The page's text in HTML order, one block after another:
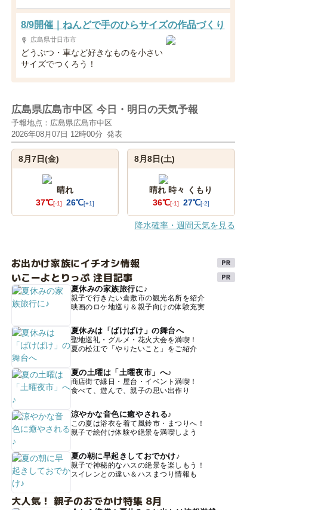
8/9開催｜ねんどで手のひらサイズの作品づくり
広島県廿日市市
どうぶつ・車など好きなものを小さい
サイズでつくろう！
広島県広島市中区 今日・明日の天気予報
予報地点：広島県広島市中区
2026年08月07日 12時00分 発表
8月7日(金)
晴れ
37℃[-1] 26℃[+1]
8月8日(土)
晴れ 時々 くもり
36℃[-1] 27℃[-2]
降水確率・週間天気を見る
お出かけ家族にイチオシ情報
いこーよとりっぷ 注目記事
夏休みの家族旅行に♪
親子で行きたい倉敷市の観光名所を紹介
映画のロケ地巡り＆親子向けの体験充実
夏休みは「ばけばけ」の舞台へ
聖地巡礼・グルメ・花火大会を満喫！
夏の松江で「やりたいこと」をご紹介
夏の土曜は「土曜夜市」へ♪
商店街で縁日・屋台・イベント満喫！
食べて、遊んで、親子の思い出作り
涼やかな音色に癒やされる♪
この夏は浴衣を着て風鈴市・まつりへ！
親子で絵付け体験や絶景を満喫しよう
夏の朝に早起きしておでかけ♪
親子で神秘的なハスの絶景を楽しもう！
スイレンとの違い＆ハスまつり情報も
大人気！ 親子のおでかけ特集 8月